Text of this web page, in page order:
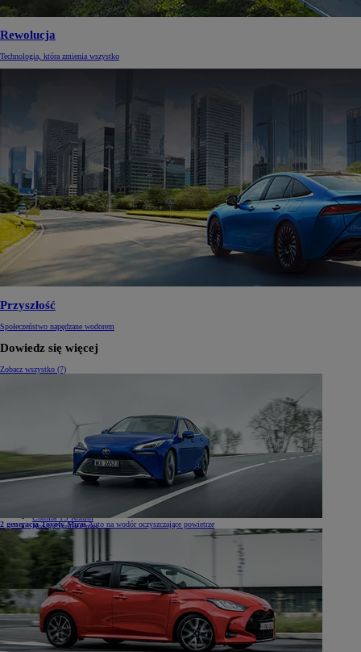
Rewolucja
Technologia, która zmienia wszystko
Przyszłość
Społeczeństwo napędzane wodorem
Dowiedz się więcej
Zobacz wszystko (7)
2 generacja Toyoty MiraiAuto na wodór oczyszczające powietrze
Samochody osobowe
Nowe Aygo X
Yaris
GR Yaris
Yaris Cross
Nowy Yaris Cross
Corolla TS Kombi
Nowa Corolla Cross
Toyota C-HR
Toyota C-HR Plug-in
Nowa Toyota C-HR+
Nowa Toyota bZ4X
Nowa Toyota bZ4X Touring
Prius
Mirai
Nowy RAV4
Land Cruiser
Nowy GR GT
Samochody dostawcze